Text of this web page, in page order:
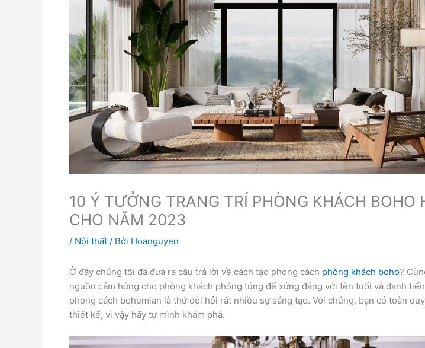
10 Ý TƯỞNG TRANG TRÍ PHÒNG KHÁCH BOHO
CHO NĂM 2023
/ Nội thất / Bởi Hoanguyen
Ở đây chúng tôi đã đưa ra câu trả lời về cách tạo phong cách phòng khách boho?
nguồn cảm hứng cho phòng khách phóng túng để xứng đáng với tên tuổi và danh
phong cách bohemian là thứ đòi hỏi rất nhiều sự sáng tạo. Với chúng, bạn có toàn
thiết kế, vì vậy hãy tự mình khám phá.